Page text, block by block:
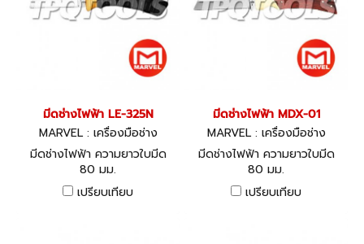
มีดช่างไฟฟ้า LE-325N
MARVEL : เครื่องมือช่าง
มีดช่างไฟฟ้า ความยาวใบมีด
80 มม.
เปรียบเทียบ
มีดช่างไฟฟ้า MDX-01
MARVEL : เครื่องมือช่าง
มีดช่างไฟฟ้า ความยาวใบมีด
80 มม.
เปรียบเทียบ